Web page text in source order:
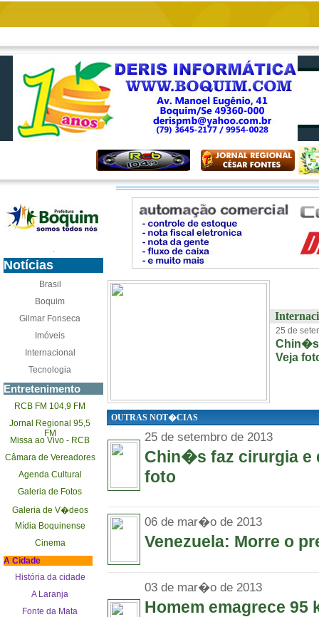
.
Notícias
Brasil
Boquim
Gilmar Fonseca
Imóveis
Internacional
Tecnologia
Entretenimento
RCB FM 104,9 FM
Jornal Regional 95,5
FM
Missa ao Vivo - RCB
Câmara de Vereadores
Agenda Cultural
Galeria de Fotos
Galeria de V�deos
Mídia Boquinense
Cinema
A Cidade
História da cidade
A Laranja
Fonte da Mata
25 de
Chin�s
Veja
OUTRAS NOT�CIAS
25 de setembro de 2013
Chin�s faz cirurgia e
foto
06 de mar�o de 2013
Venezuela: Morre o
03 de mar�o de 2013
Homem emagrece